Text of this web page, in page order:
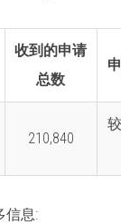
收到的申请
总数
210,840
信息: